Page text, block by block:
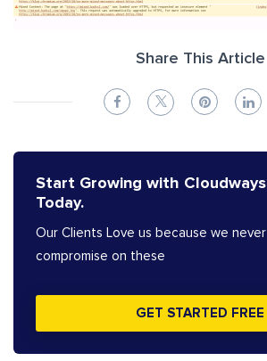
Share This Article
Start Growing with Cloudways
Today.
Our Clients Love us because we never
compromise on these
GET STARTED FREE